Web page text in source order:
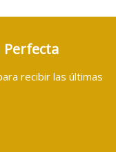
Perfecta
recibir las últimas